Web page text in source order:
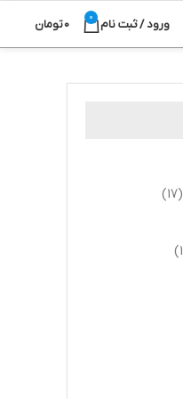
ورود / ثبت نام 0
0تومان
(17)